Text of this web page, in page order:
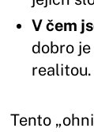
V čem
dobro
realitou.
Tento